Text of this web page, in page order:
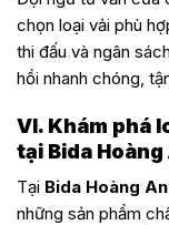
chọn loại vải phù
thi đấu và ngân
hồi nhanh chóng,
VI. Khám phá
tại Bida
Tại Bida Hoàng
những sản phẩm